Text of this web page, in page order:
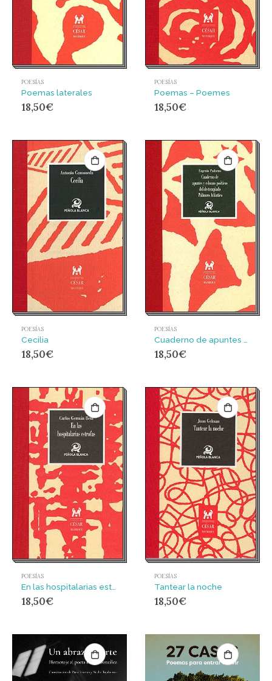
POESÍAS
Poemas laterales
18,50€
POESÍAS
Poemas – Poemes
18,50€
POESÍAS
Cecilia
18,50€
POESÍAS
Cuaderno de apuntes y esbozos poéticos del destemplado palinuro atlántico
18,50€
POESÍAS
En las hospitalarias estrofas
18,50€
POESÍAS
Tantear la noche
18,50€